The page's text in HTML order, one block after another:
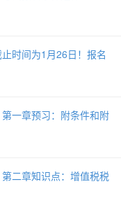
时间为1月26日！报名
一章预习：附条件和附
二章知识点：增值税税